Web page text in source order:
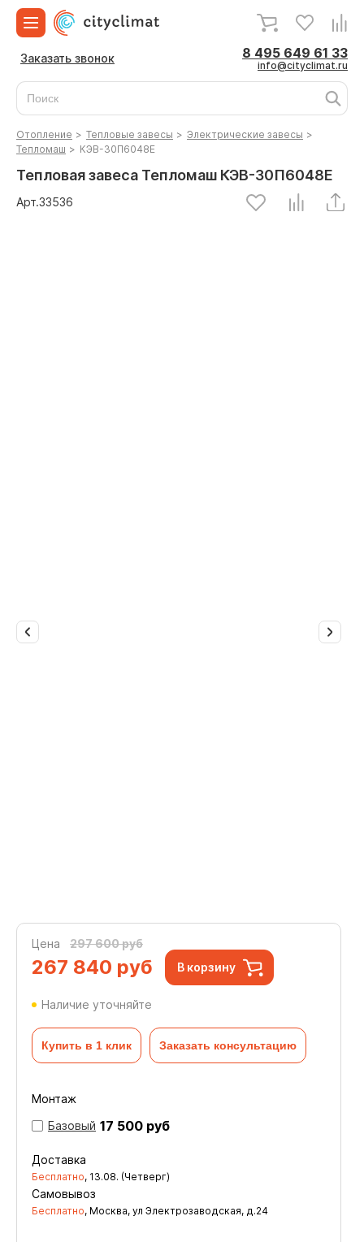
Заказать звонок 8 495 649 61 33
info@cityclimat.ru
Отопление > Тепловые завесы > Электрические завесы >
Тепломаш > КЭВ-30П6048Е
Тепловая завеса Тепломаш КЭВ-30П6048Е
Арт.33536
Цена 297 600 руб
267 840 руб В корзину
Наличие уточняйте
Купить в 1 клик Заказать консультацию
Монтаж
Базовый 17 500 руб
Доставка
Бесплатно, 13.08. (Четверг)
Самовывоз
Бесплатно, Москва, ул Электрозаводская, д.24